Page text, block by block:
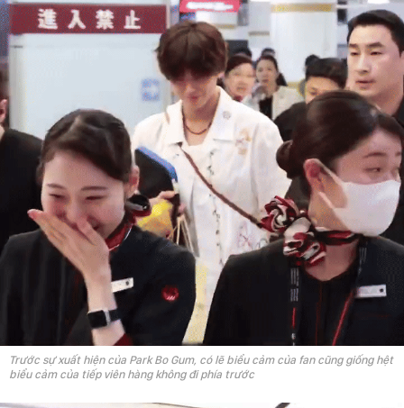
Trước sự xuất hiện của Park Bo Gum, có lẽ biểu cảm của fan cũng giống hệt
biểu cảm của tiếp viên hàng không đi phía trước